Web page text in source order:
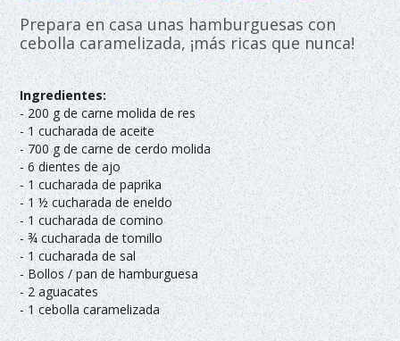
Prepara en casa unas hamburguesas con
cebolla caramelizada, ¡más ricas que nunca!
Ingredientes:
- 200 g de carne molida de res
- 1 cucharada de aceite
- 700 g de carne de cerdo molida
- 6 dientes de ajo
- 1 cucharada de paprika
- 1 ½ cucharada de eneldo
- 1 cucharada de comino
- ¾ cucharada de tomillo
- 1 cucharada de sal
- Bollos / pan de hamburguesa
- 2 aguacates
- 1 cebolla caramelizada